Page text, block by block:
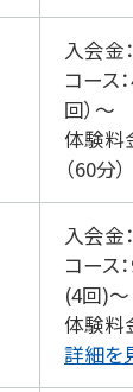
入会金
コース
回）～
体験料
（60分）
入会金
コース
(4回)～
体験料
詳細を